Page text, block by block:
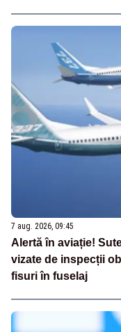
7 aug. 2026, 09:45
Alertă în aviație!
vizate de inspecții
fisuri în fuselaj